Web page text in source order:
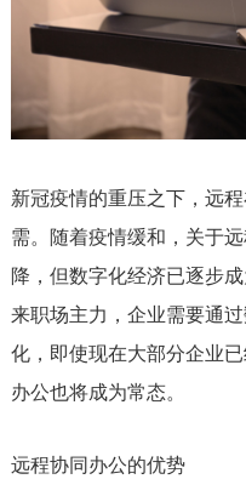
新冠疫情的重压之下，远
需。随着疫情缓和，关于
降，但数字化经济已逐步
来职场主力，企业需要通
化，即使现在大部分企业
办公也将成为常态。
远程协同办公的优势